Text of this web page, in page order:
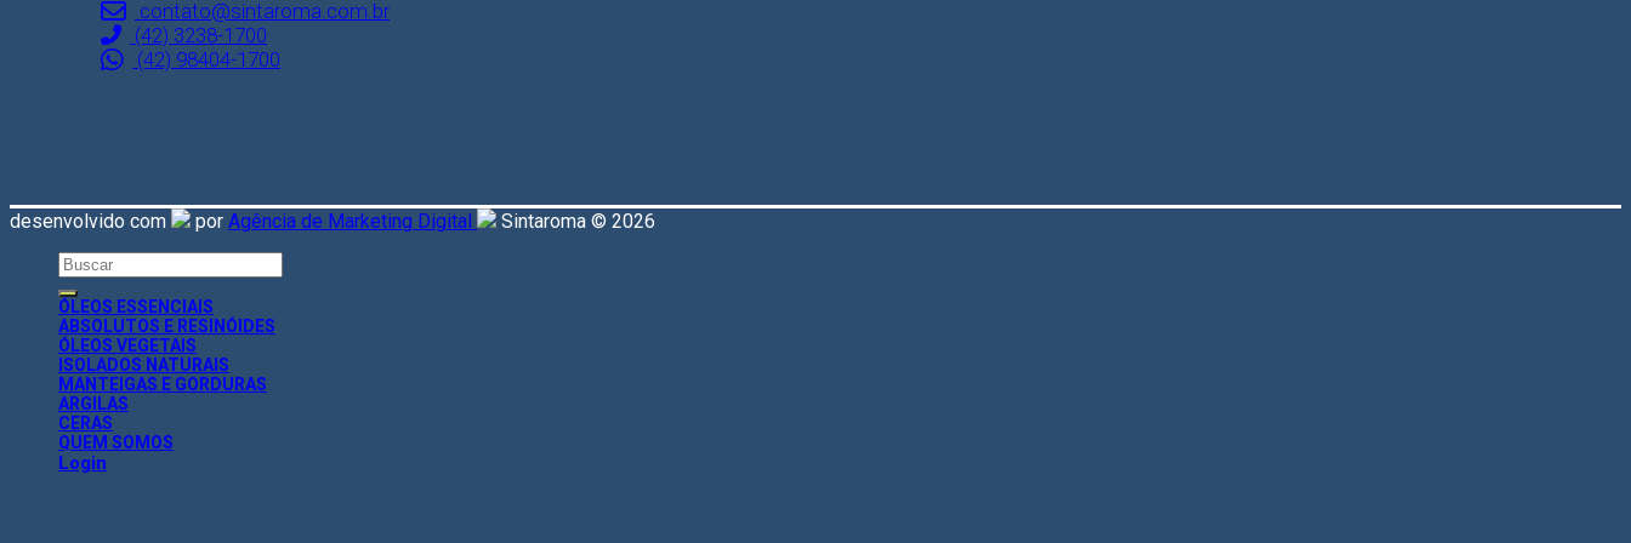
contato@sintaroma.com.br
(42) 3238-1700
(42) 98404-1700
desenvolvido com por Agência de Marketing Digital Sintaroma © 2026
Search
for:
ÓLEOS ESSENCIAIS
ABSOLUTOS E RESINÓIDES
ÓLEOS VEGETAIS
ISOLADOS NATURAIS
MANTEIGAS E GORDURAS
ARGILAS
CERAS
QUEM SOMOS
Login